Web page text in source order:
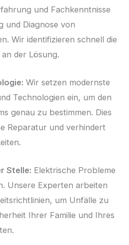
und Fachkenntnisse
und Diagnose von
Wir identifizieren schnell die
der Lösung.
Wir setzen modernste
Technologien ein, um den
genau zu bestimmen. Dies
Reparatur und verhindert
Stelle: Elektrische Probleme
Unsere Experten arbeiten
um Unfälle zu
Ihrer Familie und Ihres